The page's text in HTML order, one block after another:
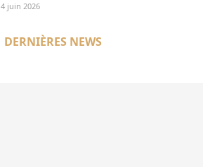
4 juin 2026
DERNIÈRES NEWS